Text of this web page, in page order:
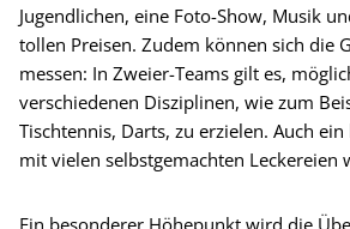
Jugendlichen, eine Foto-Show, Musik
tollen Preisen. Zudem können sich die
messen: In Zweier-Teams gilt es,
verschiedenen Disziplinen, wie zum
Tischtennis, Darts, zu erzielen. Auch
mit vielen selbstgemachten Leckereien
Ein besonderer Höhepunkt wird die